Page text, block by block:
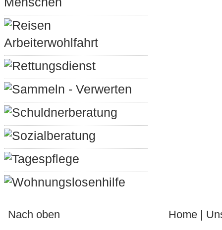
Reisen
Arbeiterwohlfahrt
Rettungsdienst
Sammeln - Verwerten
Schuldnerberatung
Sozialberatung
Tagespflege
Wohnungslosenhilfe
Nach oben Home |